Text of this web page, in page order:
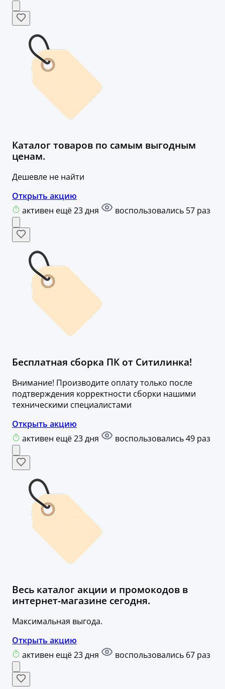
Каталог товаров по самым выгодным
ценам.
Дешевле не найти
Открыть акцию
активен ещё 23 дня
воспользовались 57 раз
Бесплатная сборка ПК от Ситилинка!
Внимание! Производите оплату только после
подтверждения корректности сборки нашими
техническими специалистами
Открыть акцию
активен ещё 23 дня
воспользовались 49 раз
Весь каталог акции и промокодов в
интернет-магазине сегодня.
Максимальная выгода.
Открыть акцию
активен ещё 23 дня
воспользовались 67 раз